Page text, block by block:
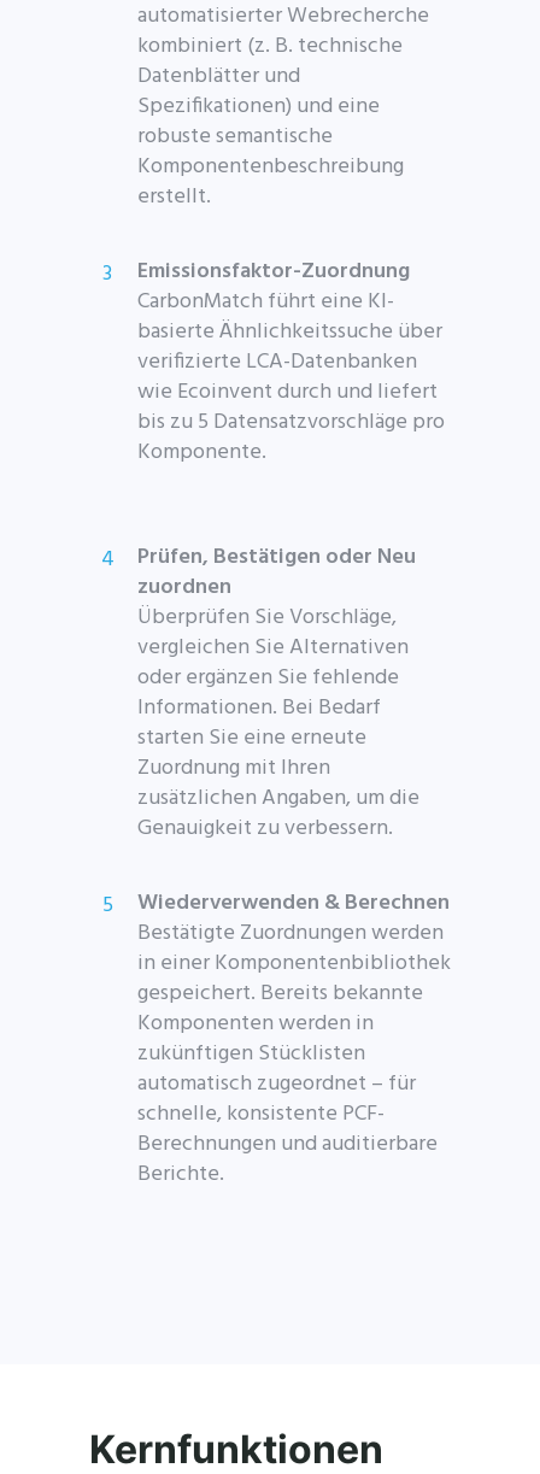
automatisierter Webrecherche
kombiniert (z. B. technische
Datenblätter und
Spezifikationen) und eine
robuste semantische
Komponentenbeschreibung
erstellt.
Emissionsfaktor-Zuordnung
CarbonMatch führt eine KI-
basierte Ähnlichkeitssuche über
verifizierte LCA-Datenbanken
wie Ecoinvent durch und liefert
bis zu 5 Datensatzvorschläge pro
Komponente.
Prüfen, Bestätigen oder Neu
zuordnen
Überprüfen Sie Vorschläge,
vergleichen Sie Alternativen
oder ergänzen Sie fehlende
Informationen. Bei Bedarf
starten Sie eine erneute
Zuordnung mit Ihren
zusätzlichen Angaben, um die
Genauigkeit zu verbessern.
Wiederverwenden & Berechnen
Bestätigte Zuordnungen werden
in einer Komponentenbibliothek
gespeichert. Bereits bekannte
Komponenten werden in
zukünftigen Stücklisten
automatisch zugeordnet – für
schnelle, konsistente PCF-
Berechnungen und auditierbare
Berichte.
Kernfunktionen